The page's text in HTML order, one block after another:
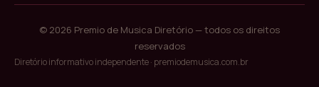
© 2026 Premio de Musica Diretório — todos os direitos
reservados
Diretório informativo independente · premiodemusica.com.br